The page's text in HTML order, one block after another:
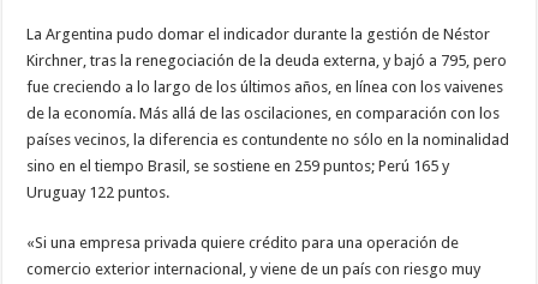
La Argentina pudo domar el indicador durante la gestión de Néstor
Kirchner, tras la renegociación de la deuda externa, y bajó a 795, pero
fue creciendo a lo largo de los últimos años, en línea con los vaivenes
de la economía. Más allá de las oscilaciones, en comparación con los
países vecinos, la diferencia es contundente no sólo en la nominalidad
sino en el tiempo Brasil, se sostiene en 259 puntos; Perú 165 y
Uruguay 122 puntos.
«Si una empresa privada quiere crédito para una operación de
comercio exterior internacional, y viene de un país con riesgo muy